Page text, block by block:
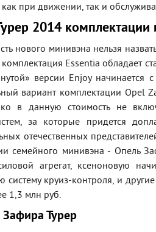
при движении, так и
2014 комплектации
нового минивэна нельзя
Essentia обладает
версии Enjoy начинается
вариант комплектации Opel
в данную стоимость не
за которые придется
отечественных
семейного минивэна - Опель
агрегат, ксеноновую
систему круиз-контроля, и
1,3 млн руб.
Зафира Турер